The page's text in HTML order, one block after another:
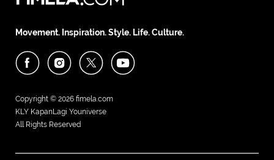
Movement. Inspiration. Style. Life. Culture.
Copyright © 2026 fimela.com
KLY KapanLagi Youniverse
All Rights Reserved